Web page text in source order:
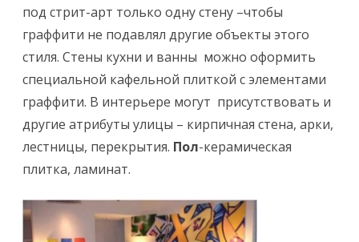
е
р
ь
под стрит-арт только одну стену –чтобы
граффити не подавлял другие объекты этого
стиля. Стены кухни и ванны можно оформить
специальной кафельной плиткой с элементами
граффити. В интерьере могут присутствовать и
другие атрибуты улицы – кирпичная стена, арки,
лестницы, перекрытия. Пол-керамическая
плитка, ламинат.